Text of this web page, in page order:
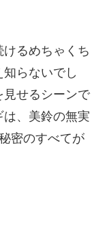
るめちゃくち
らないでし
見せるシーンで
、美鈴の無実
密のすべてが